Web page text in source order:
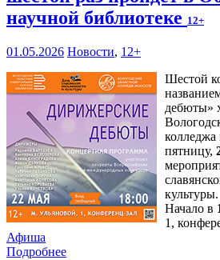
научной библиотеке 12+
01.05.2026 Новости, 12+
Шестой
дебюты»
колледжа
пятницу,
культуры.
Начало в
1,
Афиша
Подробнее